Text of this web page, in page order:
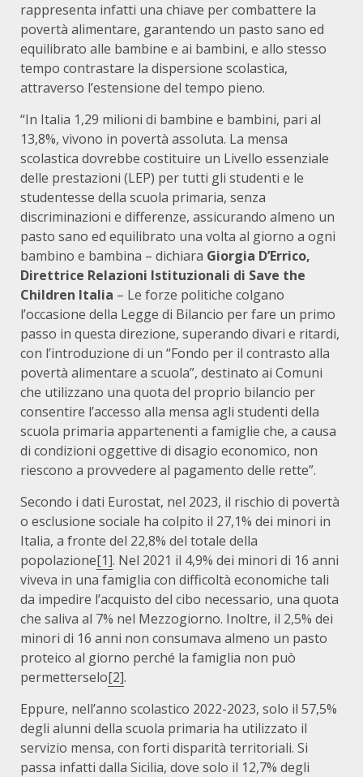
rappresenta infatti una chiave per combattere la
povertà alimentare, garantendo un pasto sano ed
equilibrato alle bambine e ai bambini, e allo stesso
tempo contrastare la dispersione scolastica,
attraverso l’estensione del tempo pieno.
“In Italia 1,29 milioni di bambine e bambini, pari al
13,8%, vivono in povertà assoluta. La mensa
scolastica dovrebbe costituire un Livello essenziale
delle prestazioni (LEP) per tutti gli studenti e le
studentesse della scuola primaria, senza
discriminazioni e differenze, assicurando almeno un
pasto sano ed equilibrato una volta al giorno a ogni
bambino e bambina – dichiara Giorgia D’Errico,
Direttrice Relazioni Istituzionali di Save the
Children Italia – Le forze politiche colgano
l’occasione della Legge di Bilancio per fare un primo
passo in questa direzione, superando divari e ritardi,
con l’introduzione di un “Fondo per il contrasto alla
povertà alimentare a scuola”, destinato ai Comuni
che utilizzano una quota del proprio bilancio per
consentire l’accesso alla mensa agli studenti della
scuola primaria appartenenti a famiglie che, a causa
di condizioni oggettive di disagio economico, non
riescono a provvedere al pagamento delle rette”.
Secondo i dati Eurostat, nel 2023, il rischio di povertà
o esclusione sociale ha colpito il 27,1% dei minori in
Italia, a fronte del 22,8% del totale della
popolazione[1]. Nel 2021 il 4,9% dei minori di 16 anni
viveva in una famiglia con difficoltà economiche tali
da impedire l’acquisto del cibo necessario, una quota
che saliva al 7% nel Mezzogiorno. Inoltre, il 2,5% dei
minori di 16 anni non consumava almeno un pasto
proteico al giorno perché la famiglia non può
permetterselo[2].
Eppure, nell’anno scolastico 2022-2023, solo il 57,5%
degli alunni della scuola primaria ha utilizzato il
servizio mensa, con forti disparità territoriali. Si
passa infatti dalla Sicilia, dove solo il 12,7% degli